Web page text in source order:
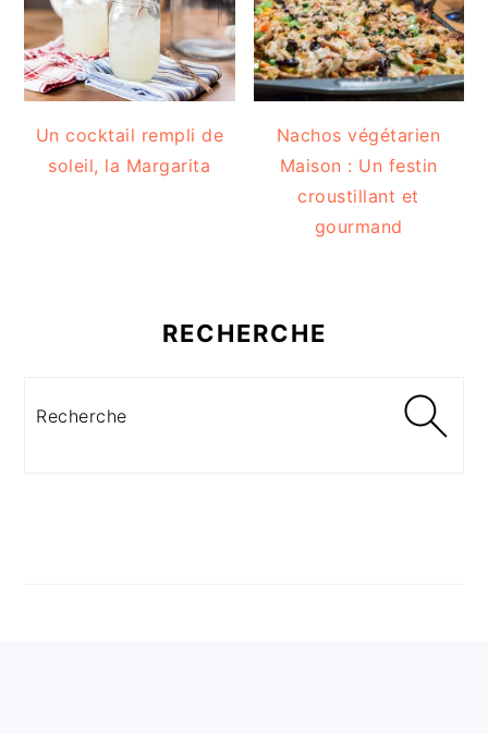
Un cocktail rempli de
soleil, la Margarita
Nachos végétarien
Maison : Un festin
croustillant et
gourmand
RECHERCHE